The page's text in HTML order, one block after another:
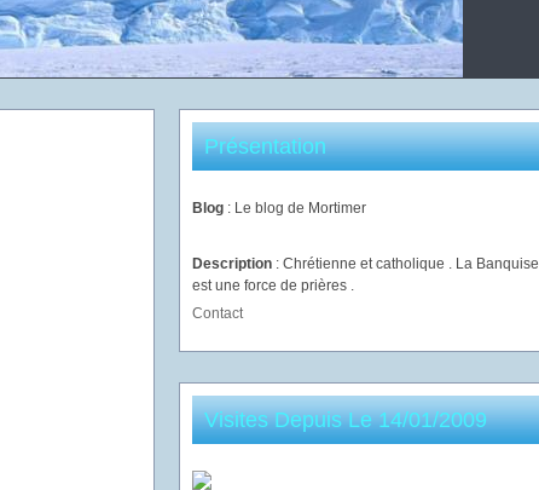
Présentation
Blog : Le blog de Mortimer
Description : Chrétienne et catholique . La Banquise
est une force de prières .
Contact
Visites Depuis Le 14/01/2009